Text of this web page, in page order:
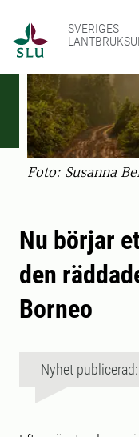
SVERIGES
Foto: Susanna
Nu börjar
den
Borneo
Nyhet